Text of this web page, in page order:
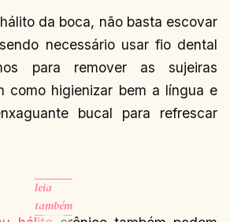
da boca, não basta escovar
necessário usar fio dental
para remover as sujeiras
como higienizar bem a língua e
bucal para refrescar
leia
também